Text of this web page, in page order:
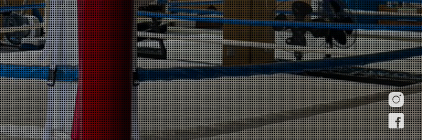
料金システム
ビフォーアフター
よくある質問